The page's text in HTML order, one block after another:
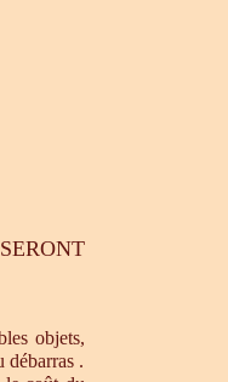
objets,
débarras .